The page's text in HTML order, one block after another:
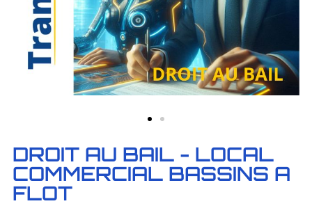
DROIT AU BAIL - LOCAL
COMMERCIAL BASSINS A
FLOT